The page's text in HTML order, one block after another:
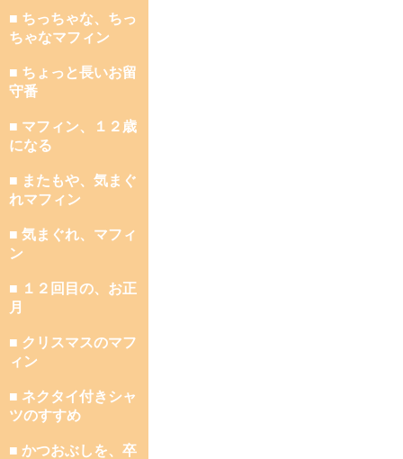
■ ちっちゃな、ちっ
ちゃなマフィン
■ ちょっと長いお留
守番
■ マフィン、１２歳
になる
■ またもや、気まぐ
れマフィン
■ 気まぐれ、マフィ
ン
■ １２回目の、お正
月
■ クリスマスのマフ
ィン
■ ネクタイ付きシャ
ツのすすめ
■ かつおぶしを、卒